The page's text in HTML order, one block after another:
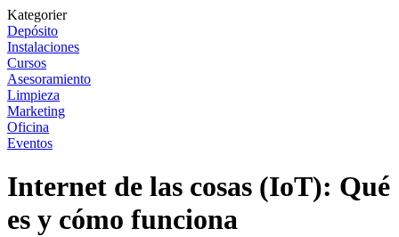
Kategorier
Depósito
Instalaciones
Cursos
Asesoramiento
Limpieza
Marketing
Oficina
Eventos
Internet de las cosas (IoT): Qué
es y cómo funciona